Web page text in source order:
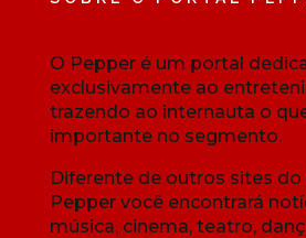
O Pepper é um portal
exclusivamente ao
trazendo ao internauta o
importante no segmento.
Diferente de outros sites do
Pepper você encontrará
música, cinema, teatro,